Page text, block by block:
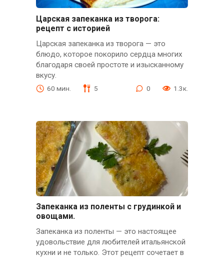
Царская запеканка из творога:
рецепт с историей
Царская запеканка из творога — это
блюдо, которое покорило сердца многих
благодаря своей простоте и изысканному
вкусу.
60 мин. 5 0 1.3к.
Запеканка из поленты с грудинкой и
овощами.
Запеканка из поленты — это настоящее
удовольствие для любителей итальянской
кухни и не только. Этот рецепт сочетает в